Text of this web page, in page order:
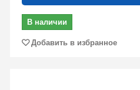
В наличии
Добавить в избранное